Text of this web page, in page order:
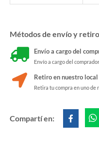
Métodos de envío y retiro
Envío a cargo del
Envío a cargo del comprador
Retiro en nuestro local
Retira tu compra en uno de
Compartí en: